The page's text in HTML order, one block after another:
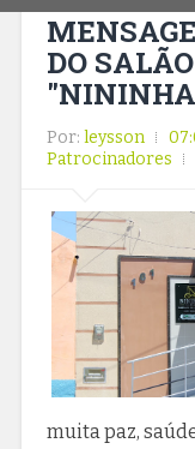
DO
Por: leysson
Patrocinadores
muita paz,